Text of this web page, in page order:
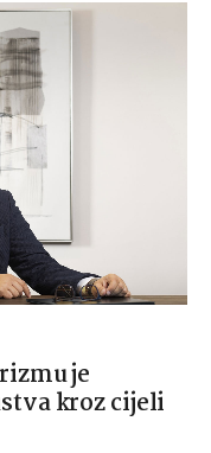
je
kroz cijeli